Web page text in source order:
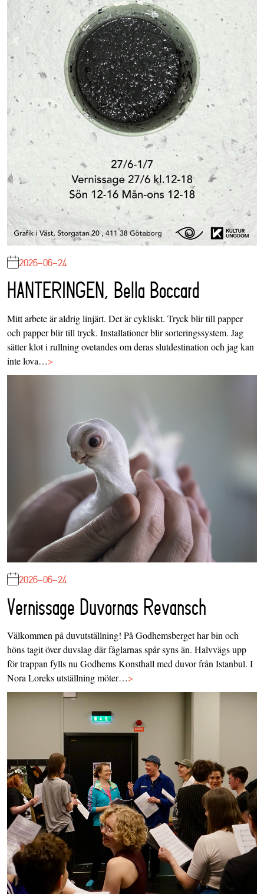
2026-06-24
HANTERINGEN, Bella Boccard
Mitt arbete är aldrig linjärt. Det är cykliskt. Tryck blir till papper
och papper blir till tryck. Installationer blir sorteringssystem. Jag
sätter klot i rullning ovetandes om deras slutdestination och jag kan
inte lova…>
2026-06-24
Vernissage Duvornas Revansch
Välkommen på duvutställning! På Godhemsberget har bin och
höns tagit över duvslag där fåglarnas spår syns än. Halvvägs upp
för trappan fylls nu Godhems Konsthall med duvor från Istanbul. I
Nora Loreks utställning möter…>